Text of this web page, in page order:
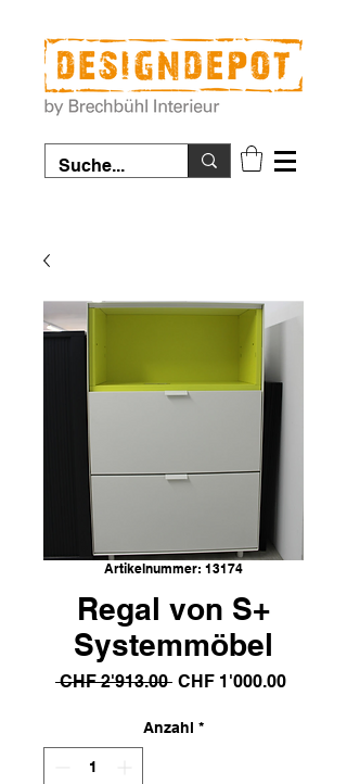
Artikelnummer: 13174
Regal von S+
Systemmöbel
CHF 2'913.00 Standardpreis
CHF 1'000.00Sale-
Anzahl *